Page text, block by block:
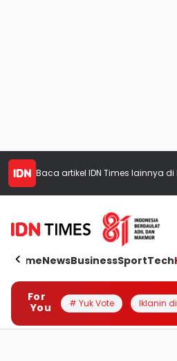
Baca artikel IDN Times lainnya di
HomeNewsBusinessSportTech
For
You
# Yuk Vote Iklanin di